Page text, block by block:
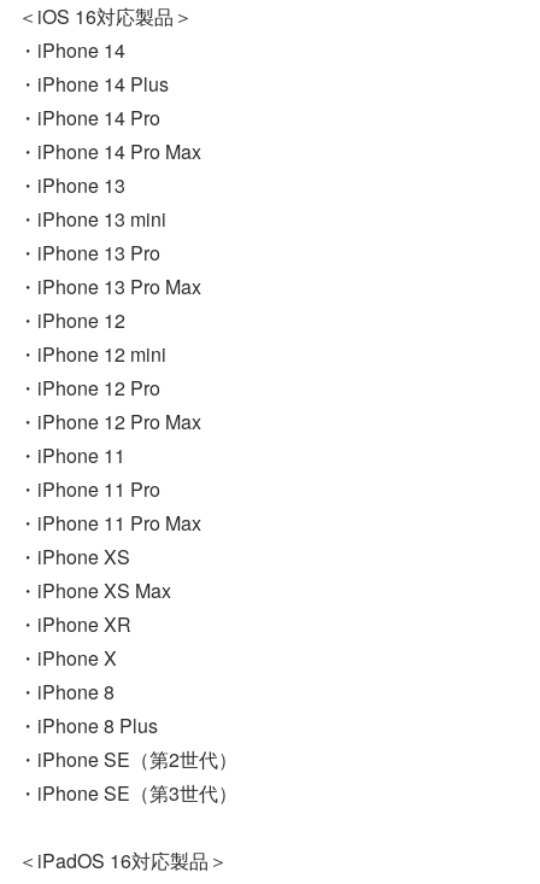
＜iOS 16対応製品＞
・iPhone 14
・iPhone 14 Plus
・iPhone 14 Pro
・iPhone 14 Pro Max
・iPhone 13
・iPhone 13 mini
・iPhone 13 Pro
・iPhone 13 Pro Max
・iPhone 12
・iPhone 12 mini
・iPhone 12 Pro
・iPhone 12 Pro Max
・iPhone 11
・iPhone 11 Pro
・iPhone 11 Pro Max
・iPhone XS
・iPhone XS Max
・iPhone XR
・iPhone X
・iPhone 8
・iPhone 8 Plus
・iPhone SE（第2世代）
・iPhone SE（第3世代）
＜iPadOS 16対応製品＞